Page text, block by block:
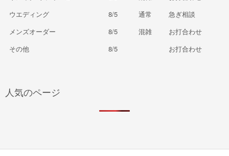
ウエディング
8/5 通常
急ぎ相談
メンズオーダー
8/5 混雑
お打合わせ
その他
8/5 お打合わせ
人気のページ